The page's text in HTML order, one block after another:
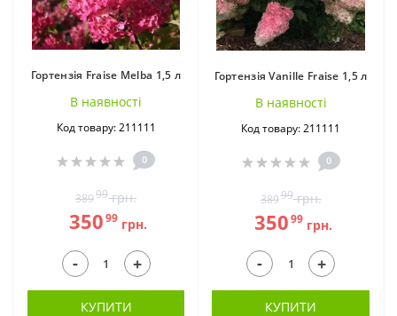
Гортензія Fraise Melba 1,5 л
В наявностi
Код товару: 211111
0
38999грн.
35099 грн.
- +
КУПИТИ
Гортензія Vanille Fraise 1,5 л
В наявностi
Код товару: 211111
0
38999грн.
35099грн.
- +
КУПИТИ